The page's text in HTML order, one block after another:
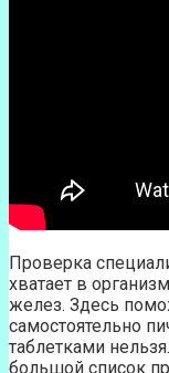
Проверка
хватает в
желез. Здесь
самостоятельно
таблетками
большой список